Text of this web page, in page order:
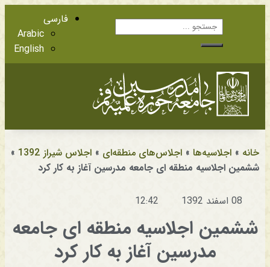
فارسی
Arabic
English
خانه » اجلاسیه‌ها » اجلاس‌های منطقه‌ای » اجلاس شیراز 1392
»
ششمین اجلاسیه منطقه ای جامعه مدرسین آغاز به کار کرد
08 اسفند 1392 12:42
ششمین اجلاسیه منطقه ای جامعه
مدرسین آغاز به کار کرد